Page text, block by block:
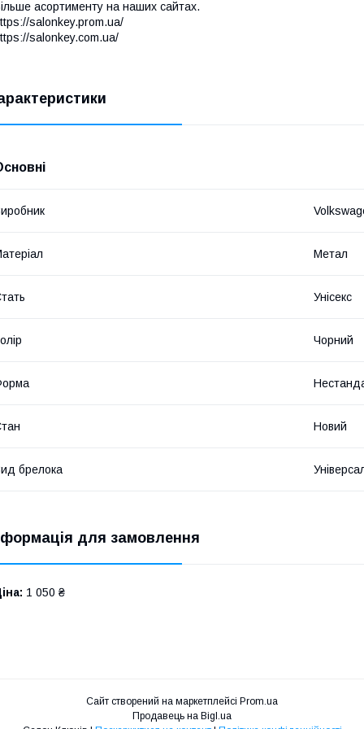
асортименту на наших сайтах.
salonkey.prom.ua/
salonkey.com.ua/
Метал
Унісекс
Чорний
Новий
брелока
для замовлення
1 050 ₴
Сайт створений на маркетплейсі Prom.ua
Продавець на Bigl.ua